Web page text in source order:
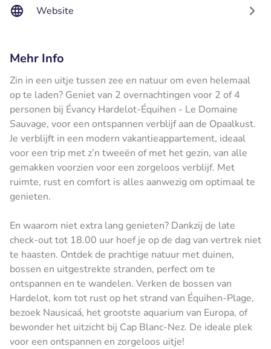
Website
Mehr Info
Zin in een uitje tussen zee en natuur om even helemaal
op te laden? Geniet van 2 overnachtingen voor 2 of 4
personen bij Évancy Hardelot-Équihen - Le Domaine
Sauvage, voor een ontspannen verblijf aan de Opaalkust.
Je verblijft in een modern vakantieappartement, ideaal
voor een trip met z’n tweeën of met het gezin, van alle
gemakken voorzien voor een zorgeloos verblijf. Met
ruimte, rust en comfort is alles aanwezig om optimaal te
genieten.
En waarom niet extra lang genieten? Dankzij de late
check-out tot 18.00 uur hoef je op de dag van vertrek niet
te haasten. Ontdek de prachtige natuur met duinen,
bossen en uitgestrekte stranden, perfect om te
ontspannen en te wandelen. Verken de bossen van
Hardelot, kom tot rust op het strand van Équihen-Plage,
bezoek Nausicaá, het grootste aquarium van Europa, of
bewonder het uitzicht bij Cap Blanc-Nez. De ideale plek
voor een ontspannen en zorgeloos uitje!